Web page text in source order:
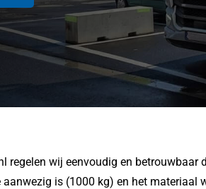
regelen wij eenvoudig en
is (1000 kg) en het materiaal